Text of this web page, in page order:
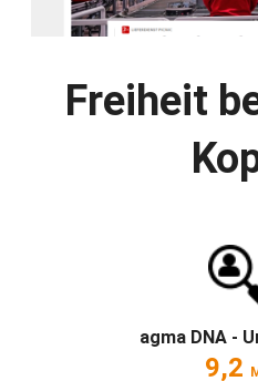
Freiheit
agma DNA -
9,2